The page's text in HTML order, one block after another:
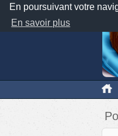
En poursuivant votre
En savoir plus